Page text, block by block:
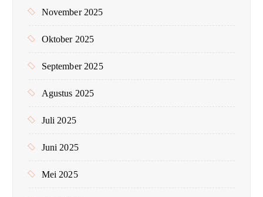
November 2025
Oktober 2025
September 2025
Agustus 2025
Juli 2025
Juni 2025
Mei 2025